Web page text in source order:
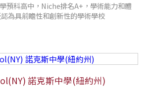
預科高中，Niche排名A+，學術能力和體
為具前瞻性和創新性的學術學校
諾克斯中學(紐約州)